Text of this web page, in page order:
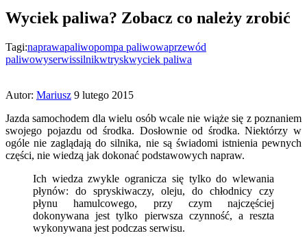
Wyciek paliwa? Zobacz co należy zrobić
Tagi:naprawapaliwopompa paliwowaprzewód
paliwowyserwissilnikwtryskwyciek paliwa
Autor: Mariusz 9 lutego 2015
Jazda samochodem dla wielu osób wcale nie wiąże się z poznaniem
swojego pojazdu od środka. Dosłownie od środka. Niektórzy w
ogóle nie zaglądają do silnika, nie są świadomi istnienia pewnych
części, nie wiedzą jak dokonać podstawowych napraw.
Ich wiedza zwykle ogranicza się tylko do wlewania
płynów: do spryskiwaczy, oleju, do chłodnicy czy
płynu hamulcowego, przy czym najczęściej
dokonywana jest tylko pierwsza czynność, a reszta
wykonywana jest podczas serwisu.